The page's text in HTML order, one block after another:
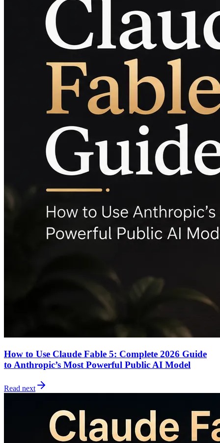
How to Use Claude Fable 5: Complete 2026 Guide
to Anthropic’s Most Powerful Public AI Model
Read next